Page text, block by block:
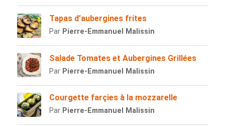
Tapas d’aubergines frites
Par Pierre-Emmanuel Malissin
Salade Tomates et Aubergines Grillées
Par Pierre-Emmanuel Malissin
Courgette farçies à la mozzarelle
Par Pierre-Emmanuel Malissin